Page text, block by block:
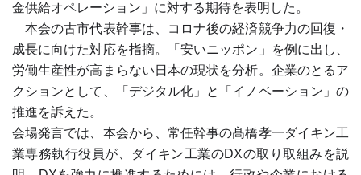
金供給オペレーション」に対する期待を表明した。
本会の古市代表幹事は、コロナ後の経済競争力の回復・
成長に向けた対応を指摘。「安いニッポン」を例に出し、
労働生産性が高まらない日本の現状を分析。企業のとるア
クションとして、「デジタル化」と「イノベーション」の
推進を訴えた。
会場発言では、本会から、常任幹事の髙橋孝一ダイキン工
業専務執行役員が、ダイキン工業のDXの取り取組みを説